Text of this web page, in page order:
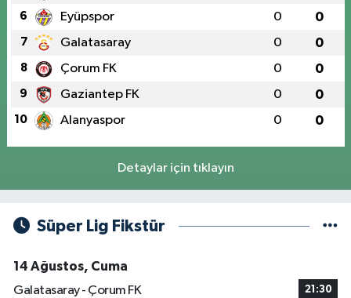
6 Eyüpspor 0 0
7 Galatasaray 0 0
8 Çorum FK 0 0
9 Gaziantep FK 0 0
10 Alanyaspor 0 0
Detaylar için tıklayın
Süper Lig Fikstür
14 Ağustos, Cuma
Galatasaray - Çorum FK
21:30